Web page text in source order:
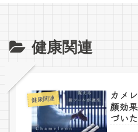
健康関連
健康関連
カメ
顔効
づい